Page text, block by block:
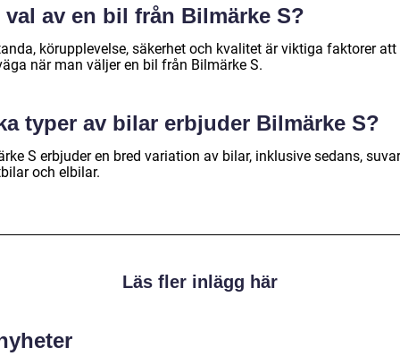
av en bil från Bilmärke S?
körupplevelse, säkerhet och kvalitet är viktiga faktorer att
när man väljer en bil från Bilmärke S.
typer av bilar erbjuder Bilmärke S?
S erbjuder en bred variation av bilar, inklusive sedans,
och elbilar.
Läs fler inlägg här